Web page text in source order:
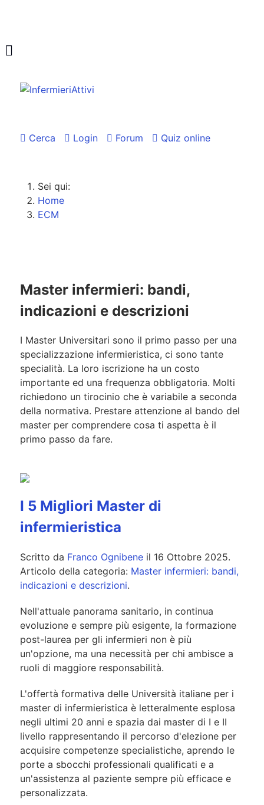
Cerca Login Forum Quiz online
Sei qui:
Home
ECM
Master infermieri: bandi,
indicazioni e descrizioni
I Master Universitari sono il primo passo per una
specializzazione infermieristica, ci sono tante
specialità. La loro iscrizione ha un costo
importante ed una frequenza obbligatoria. Molti
richiedono un tirocinio che è variabile a seconda
della normativa. Prestare attenzione al bando del
master per comprendere cosa ti aspetta è il
primo passo da fare.
I 5 Migliori Master di
infermieristica
Scritto da Franco Ognibene il 16 Ottobre 2025.
Articolo della categoria: Master infermieri: bandi,
indicazioni e descrizioni.
Nell'attuale panorama sanitario, in continua
evoluzione e sempre più esigente, la formazione
post-laurea per gli infermieri non è più
un'opzione, ma una necessità per chi ambisce a
ruoli di maggiore responsabilità.
L'offertà formativa delle Università italiane per i
master di infermieristica è letteralmente esplosa
negli ultimi 20 anni e spazia dai master di I e II
livello rappresentando il percorso d'elezione per
acquisire competenze specialistiche, aprendo le
porte a sbocchi professionali qualificati e a
un'assistenza al paziente sempre più efficace e
personalizzata.